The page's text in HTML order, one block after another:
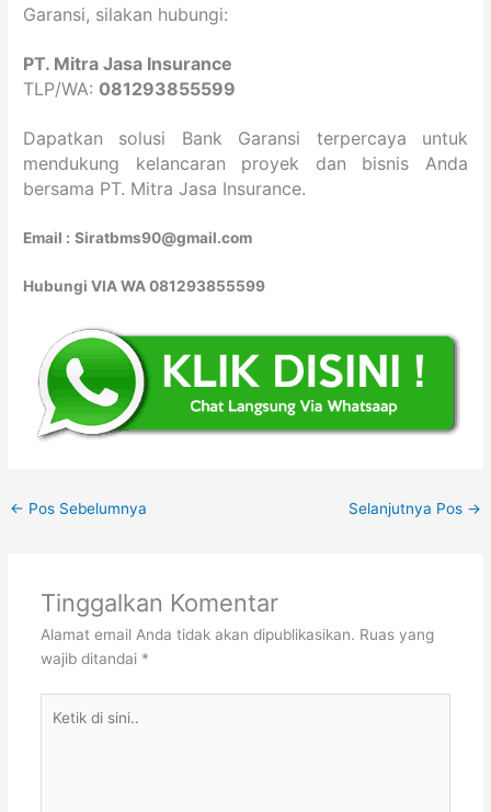
Garansi, silakan hubungi:
PT. Mitra Jasa Insurance
TLP/WA: 081293855599
Dapatkan solusi Bank Garansi terpercaya untuk
mendukung kelancaran proyek dan bisnis Anda
bersama PT. Mitra Jasa Insurance.
Email : Siratbms90@gmail.com
Hubungi VIA WA 081293855599
← Pos Sebelumnya Selanjutnya Pos →
Tinggalkan Komentar
Alamat email Anda tidak akan dipublikasikan. Ruas yang
wajib ditandai *